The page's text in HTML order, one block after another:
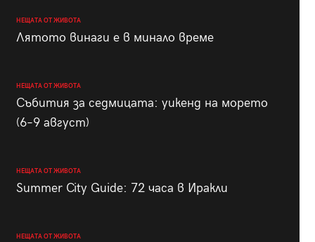
НЕЩАТА ОТ ЖИВОТА
Лятото винаги е в минало време
НЕЩАТА ОТ ЖИВОТА
Събития за седмицата: уикенд на морето
(6–9 август)
НЕЩАТА ОТ ЖИВОТА
Summer City Guide: 72 часа в Иракли
НЕЩАТА ОТ ЖИВОТА